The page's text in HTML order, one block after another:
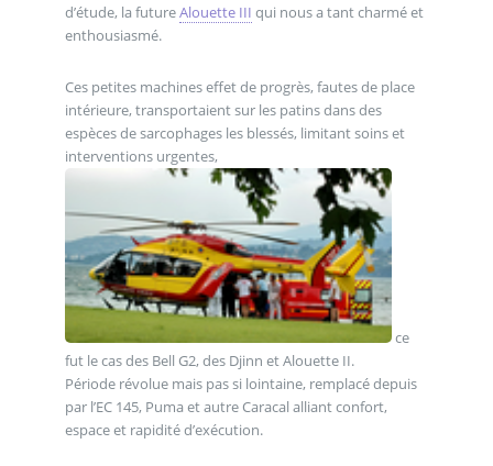
d’étude, la futureAlouette III qui nous a tant charmé et
enthousiasmé.
Ces petites machines effet de progrès, fautes de place
intérieure, transportaient sur les patins dans des
espèces de sarcophages les blessés, limitant soins et
interventions urgentes,
ce
fut le cas des Bell G2, des Djinn et Alouette II.
Période révolue mais pas si lointaine, remplacé depuis
par l’EC 145, Puma et autre Caracal alliant confort,
espace et rapidité d’exécution.